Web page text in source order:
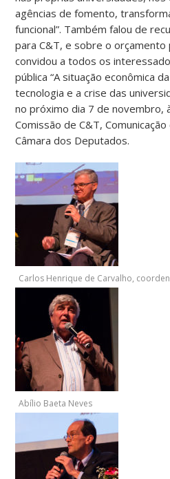
agências de fomento,
funcional”. Também falou de
para C&T, e sobre o orçamento
convidou a todos os
pública “A situação econômica
tecnologia e a crise das
no próximo dia 7 de novembro,
Comissão de C&T,
Câmara dos Deputados.
Carlos Henrique de Carvalho,
Abílio Baeta Neves